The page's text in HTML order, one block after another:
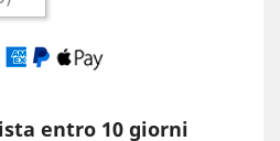
entro 10 giorni